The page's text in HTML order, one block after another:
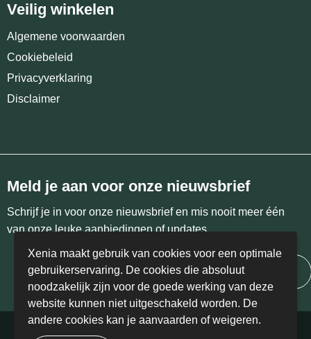
Veilig winkelen
Algemene voorwaarden
Cookiebeleid
Privacyverklaring
Disclaimer
Meld je aan voor onze nieuwsbrief
Schrijf je in voor onze nieuwsbrief en mis nooit meer één
van onze leuke aanbiedingen of updates.
Inschrijven
© Copyright Xenia 2024 | BE 0458.405.766
Xenia maakt gebruik van cookies voor een optimale
gebruikerservaring. De cookies die absoluut
noodzakelijk zijn voor de goede werking van deze
website kunnen niet uitgeschakeld worden. De
andere cookies kan je aanvaarden of weigeren.